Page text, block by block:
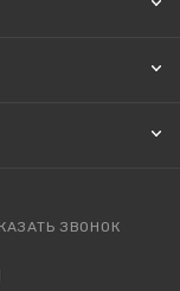
ЗВОНОК